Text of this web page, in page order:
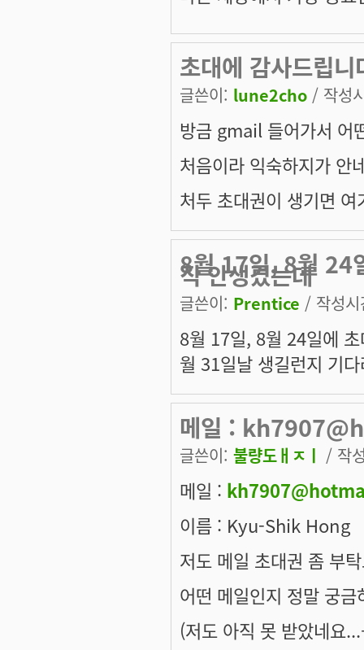
초대에 감사드립니
글쓴이: lune2cho / 작성
방금 gmail 들어가서 어
처음이라 익숙하지가 안
처두 초대권이 생기면
8월 17일, 8월 24
직 안생겼는데
글쓴이: Prentice / 작성
8월 17일, 8월 24일에
월 31일날 생길런지 기
메일 :
글쓴이: 불량도ㅐㅈㅣ / 작
메일 :
이름 : Kyu-Shik Hong
저도 메일 초대권 좀 부
어떤 메일인지 정말 궁금
(저도 아직 못 받았네요